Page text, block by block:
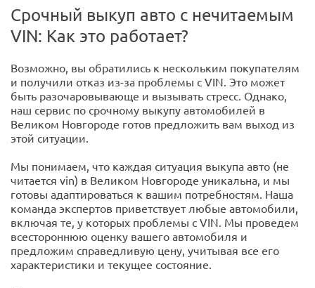
Срочный выкуп авто с нечитаемым
VIN: Как это работает?
Возможно, вы обратились к нескольким покупателям
и получили отказ из-за проблемы с VIN. Это может
быть разочаровывающе и вызывать стресс. Однако,
наш сервис по срочному выкупу автомобилей в
Великом Новгороде готов предложить вам выход из
этой ситуации.
Мы понимаем, что каждая ситуация выкупа авто (не
читается vin) в Великом Новгороде уникальна, и мы
готовы адаптироваться к вашим потребностям. Наша
команда экспертов приветствует любые автомобили,
включая те, у которых проблемы с VIN. Мы проведем
всестороннюю оценку вашего автомобиля и
предложим справедливую цену, учитывая все его
характеристики и текущее состояние.